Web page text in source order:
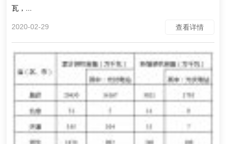
瓦，...
2020-02-29 查看详情